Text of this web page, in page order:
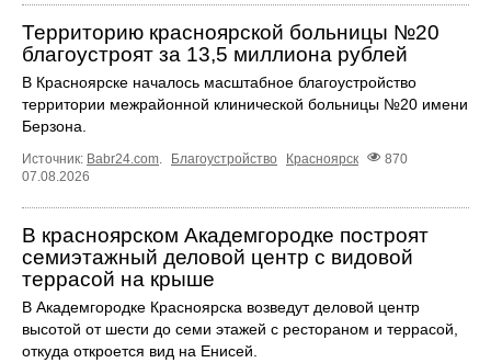
Территорию красноярской больницы №20
благоустроят за 13,5 миллиона рублей
В Красноярске началось масштабное благоустройство
территории межрайонной клинической больницы №20 имени
Берзона.
Источник: Babr24.com Благоустройство Красноярск
870
07.08.2026
В красноярском Академгородке построят
семиэтажный деловой центр с видовой
террасой на крыше
В Академгородке Красноярска возведут деловой центр
высотой от шести до семи этажей с рестораном и террасой,
откуда откроется вид на Енисей.